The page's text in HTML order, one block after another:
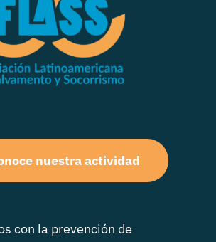
nuestra actividad
con la prevención de